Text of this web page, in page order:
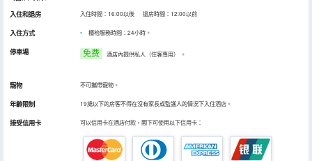
入住和退房 入住時間：16:00以後 退房時間：12:00以前
入住方式 櫃枱服務時間：24小時。
停車場 免费 酒店內提供私人（住客專用） 。
寵物 不可攜帶寵物。
年齡限制 19歲以下的房客不得在沒有家長或監護人的情況下入住酒店。
接受信用卡 可以信用卡在酒店付款，閣下可使用以下信用卡：